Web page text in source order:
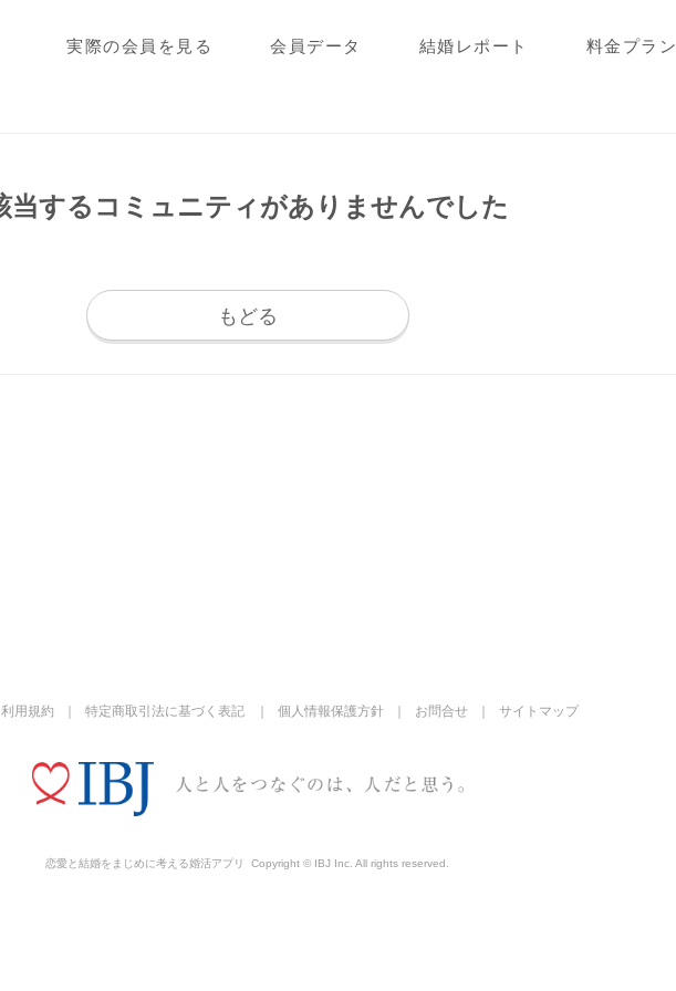
実際の会員を見る 会員データ 結婚レポート 料金プラン
当するコミュニティがありませんでした
もどる
利用規約 特定商取引法に基づく表記 個人情報保護方針 お問合せ サイトマップ
恋愛と結婚をまじめに考える婚活アプリ Copyright © IBJ Inc. All rights reserved.